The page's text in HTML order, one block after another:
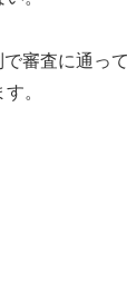
審査に通っ
。